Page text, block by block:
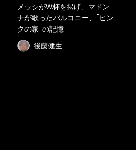
メッシがW杯を掲げ、マドン
ナが歌ったバルコニー、｢ピン
クの家｣の記憶
後藤健生